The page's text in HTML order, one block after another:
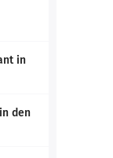
in
den